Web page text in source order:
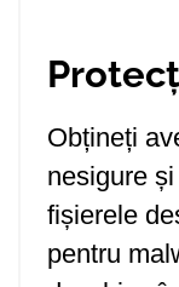
Obțineți
nesigure
fișierele
pentru